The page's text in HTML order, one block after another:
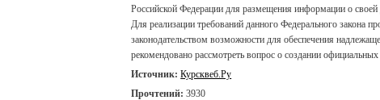
Российской Федерации для размещения информации о своей
Для реализации требований данного Федерального закона
законодательством возможности для обеспечения
рекомендовано рассмотреть вопрос о создании
Источник: Курсквеб.Ру
Прочтений: 3930